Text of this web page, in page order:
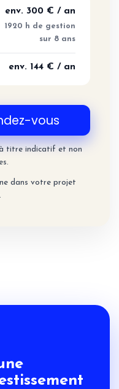
env. 300 € / an
1920 h de gestion
sur 8 ans
env. 144 € / an
vous
titre indicatif et non
dans votre projet